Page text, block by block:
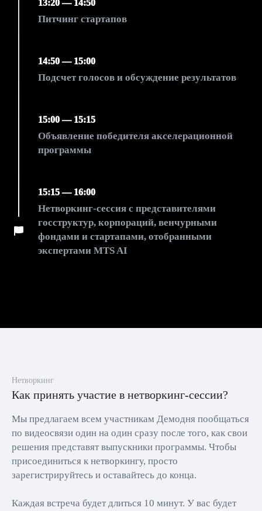
13:20 — 14:50
Питчинг стартапов
14:50 — 15:00
Подсчет голосов и обсуждение результатов
15:00 — 15:15
Объявление победителя акселерационной
программы
15:15 — 16:00
Нетворкинг-сессия с представителями
госструктур, корпораций, венчурными
фондами и стартапами, отобранными
экспертами MTS AI
Нетворкинг
Как принять участие в нетворкинг-сессии?
Мы предлагаем всем участникам Демодня пообщаться
по видеосвязи один на один сразу после того, как свои
решения представят выпускники программы. Чтобы
присоединиться к нетворкингу, просто
зарегистрируйтесь и оставайтесь до конца.
Каждая встреча будет длиться 10 минут. У вас будет